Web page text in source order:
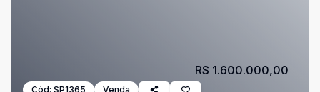
Cód: SP1365 Venda
R$ 1.600.000,00